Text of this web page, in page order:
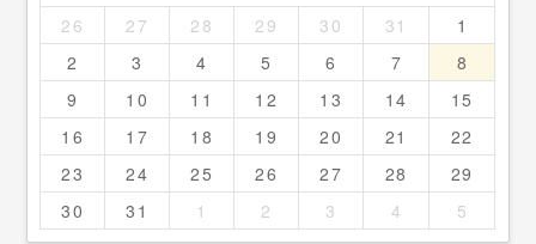
26 27 28 29 30 31
1
2
3 4 5 6 7
8
9
10 11 12 13 14
15
16
17 18 19 20 21
22
23
24 25 26 27 28
29
30
31 1 2 3 4 5